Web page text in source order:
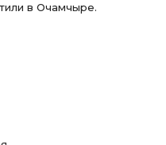
в Очамчыре.